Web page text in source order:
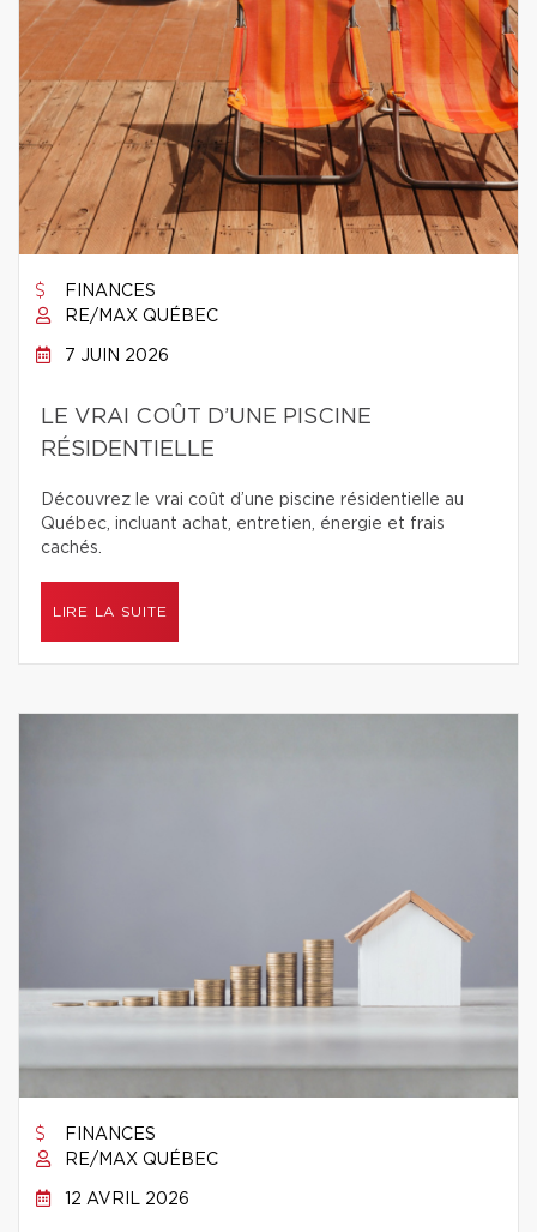
FINANCES
RE/MAX QUÉBEC
7 JUIN 2026
LE VRAI COÛT D’UNE PISCINE
RÉSIDENTIELLE
Découvrez le vrai coût d’une piscine résidentielle au
Québec, incluant achat, entretien, énergie et frais
cachés.
LIRE LA SUITE
FINANCES
RE/MAX QUÉBEC
12 AVRIL 2026